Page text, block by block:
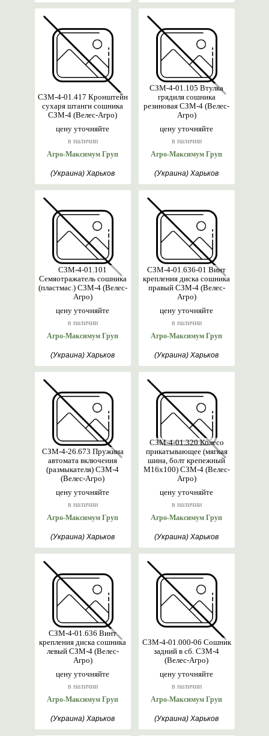
цену уточняйте
в наличии
СЗМ-4-01.417 Кронштейн
сухаря штанги сошника
СЗМ-4 (Велес-Агро)
Агро-Максимум Груп
(Украина) Харьков
цену уточняйте
в наличии
СЗМ-4-01.105 Втулка
грядиля сошника
резиновая СЗМ-4 (Велес-
Агро)
Агро-Максимум Груп
(Украина) Харьков
цену уточняйте
в наличии
СЗМ-4-01.101
Семяотражатель сошника
(пластмас.) СЗМ-4 (Велес-
Агро)
Агро-Максимум Груп
(Украина) Харьков
цену уточняйте
в наличии
СЗМ-4-01.636-01 Винт
крепления диска сошника
правый СЗМ-4 (Велес-
Агро)
Агро-Максимум Груп
(Украина) Харьков
цену уточняйте
в наличии
СЗМ-4-26.673 Пружина
автомата включения
(размыкателя) СЗМ-4
(Велес-Агро)
Агро-Максимум Груп
(Украина) Харьков
цену уточняйте
в наличии
СЗМ-4-01.320 Колесо
прикатывающее (мягкая
шина, болт крепежный
М16х100) СЗМ-4 (Велес-
Агро)
Агро-Максимум Груп
(Украина) Харьков
цену уточняйте
в наличии
СЗМ-4-01.636 Винт
крепления диска сошника
левый СЗМ-4 (Велес-
Агро)
Агро-Максимум Груп
(Украина) Харьков
цену уточняйте
в наличии
СЗМ-4-01.000-06 Сошник
задний в сб. СЗМ-4
(Велес-Агро)
Агро-Максимум Груп
(Украина) Харьков